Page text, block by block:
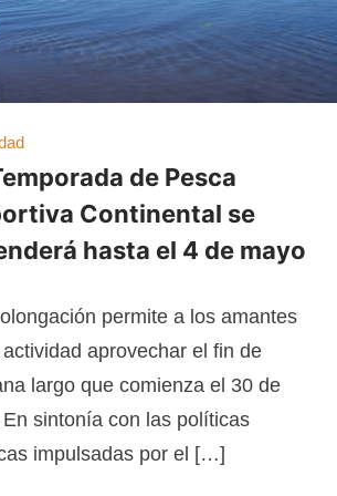
de Pesca
Continental se
hasta el 4 de mayo
permite a los amantes
aprovechar el fin de
largo que comienza el 30 de
sintonía con las políticas
impulsadas por el […]